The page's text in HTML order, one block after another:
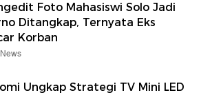
Foto Mahasiswi Solo Jadi
Ditangkap, Ternyata Eks
Korban
Ungkap Strategi TV Mini LED